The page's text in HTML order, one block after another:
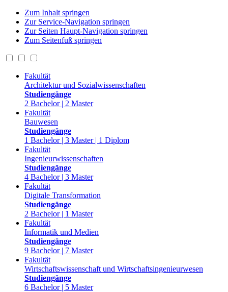
Zum Inhalt springen
Zur Service-Navigation springen
Zur Seiten Haupt-Navigation springen
Zum Seitenfuß springen
Fakultät
Architektur und Sozialwissenschaften
Studiengänge
2 Bachelor | 2 Master
Fakultät
Bauwesen
Studiengänge
1 Bachelor | 3 Master | 1 Diplom
Fakultät
Ingenieurwissenschaften
Studiengänge
4 Bachelor | 3 Master
Fakultät
Digitale Transformation
Studiengänge
2 Bachelor | 1 Master
Fakultät
Informatik und Medien
Studiengänge
9 Bachelor | 7 Master
Fakultät
Wirtschaftswissenschaft und Wirtschaftsingenieurwesen
Studiengänge
6 Bachelor | 5 Master